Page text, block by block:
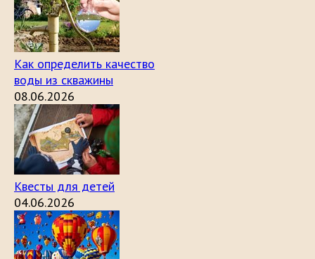
Как определить качество
воды из скважины
08.06.2026
Квесты для детей
04.06.2026